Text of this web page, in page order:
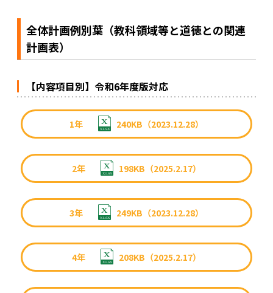
全体計画例別葉（教科領域等と道徳との関連
計画表）
【内容項目別】令和6年度版対応
1年 240KB（2023.12.28）
2年 198KB（2025.2.17）
3年 249KB（2023.12.28）
4年 208KB（2025.2.17）